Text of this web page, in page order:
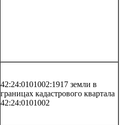
42:24:0101002:1917 земли в
границах кадастрового квартала
42:24:0101002